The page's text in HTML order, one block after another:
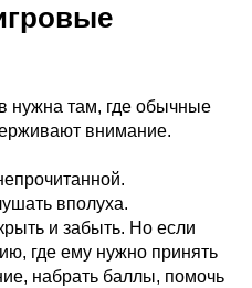
нужна там, где обычные
внимание.
вполуха.
и забыть. Но если
где ему нужно принять
набрать баллы, помочь